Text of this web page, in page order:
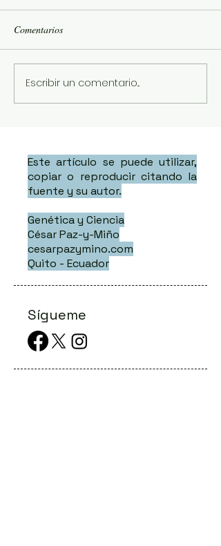
Comentarios
Escribir un comentario...
Este artículo se puede utilizar,
copiar o reproducir citando la
fuente y su autor.
Genética y Ciencia
César Paz-y-Miño
cesarpazymino.com
Quito - Ecuador
Sígueme